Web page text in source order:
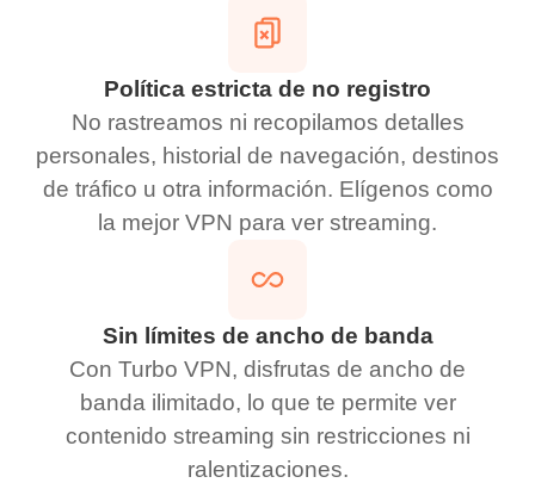
Política estricta de no registro
No rastreamos ni recopilamos detalles
personales, historial de navegación, destinos
de tráfico u otra información. Elígenos como
la mejor VPN para ver streaming.
Sin límites de ancho de banda
Con Turbo VPN, disfrutas de ancho de
banda ilimitado, lo que te permite ver
contenido streaming sin restricciones ni
ralentizaciones.